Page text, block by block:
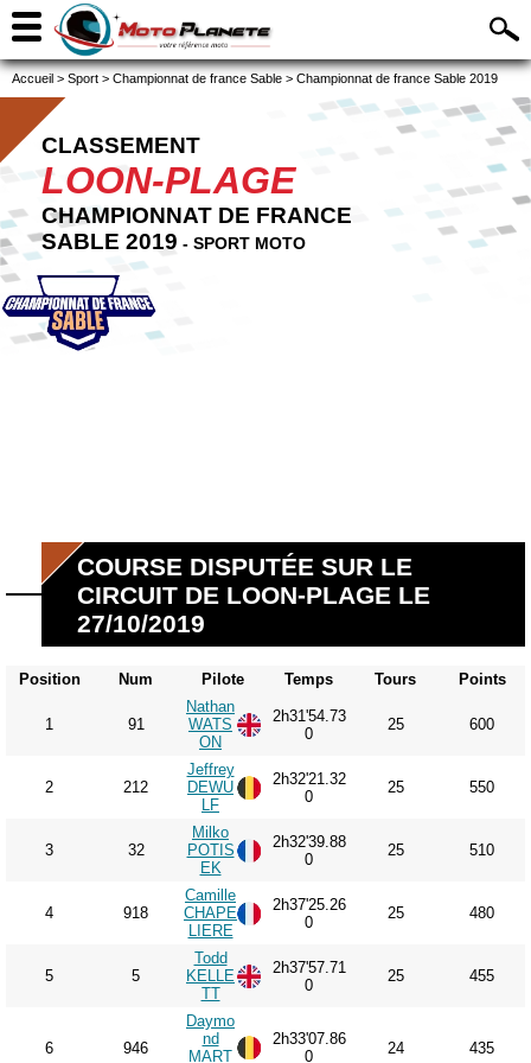
Accueil > Sport > Championnat de france Sable > Championnat de france Sable 2019
CLASSEMENT
LOON-PLAGE
CHAMPIONNAT DE FRANCE
SABLE 2019 - SPORT MOTO
COURSE DISPUTÉE SUR LE
CIRCUIT DE LOON-PLAGE LE
27/10/2019
Position Num Pilote Temps Tours Points
1 91
Nathan
WATS
ON
2h31'54.73
0
25 600
2 212
Jeffrey
DEWU
LF
2h32'21.32
0
25 550
3 32
Milko
POTIS
EK
2h32'39.88
0
25 510
4 918
Camille
CHAPE
LIERE
2h37'25.26
0
25 480
5 5
Todd
KELLE
TT
2h37'57.71
0
25 455
6 946
Daymo
nd
MART
2h33'07.86
0
24 435